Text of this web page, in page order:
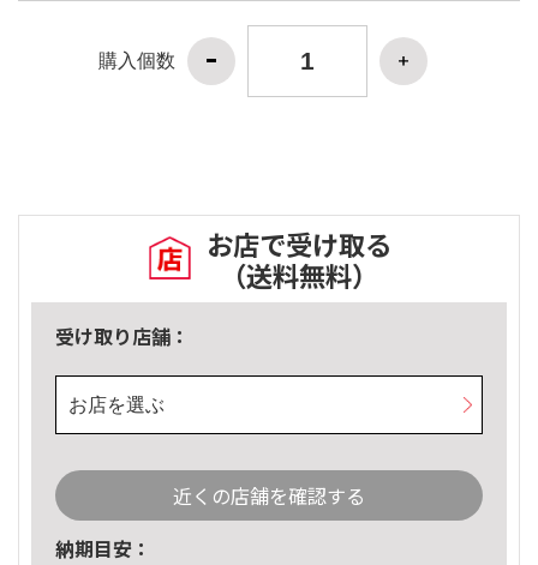
購入個数
お店で受け取る
（送料無料）
受け取り店舗：
お店を選ぶ
近くの店舗を確認する
納期目安：